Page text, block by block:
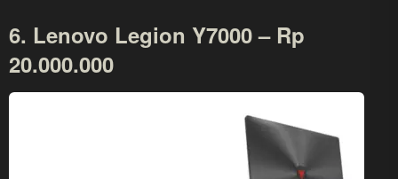
6. Lenovo Legion Y7000 – Rp
20.000.000